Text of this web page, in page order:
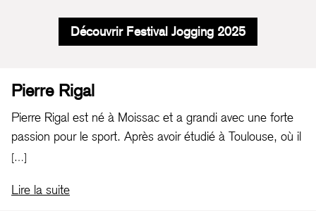
Découvrir Festival Jogging 2025
Pierre Rigal
Pierre Rigal est né à Moissac et a grandi avec une forte
passion pour le sport. Après avoir étudié à Toulouse, où il
obtient une maîtrise en économie mathématique et un
tourne vers l’athlétisme, se spécialisant dans le 400m et
[…]
Lire la suite